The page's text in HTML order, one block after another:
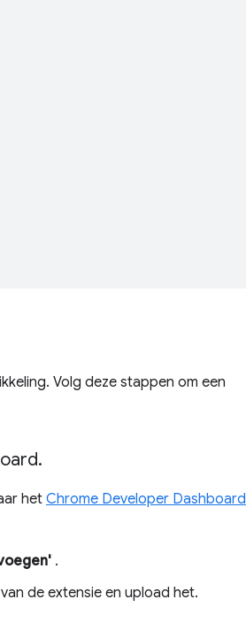
Volg deze stappen om een
.
het Chrome Developer Dashboard
.
de extensie en upload het.